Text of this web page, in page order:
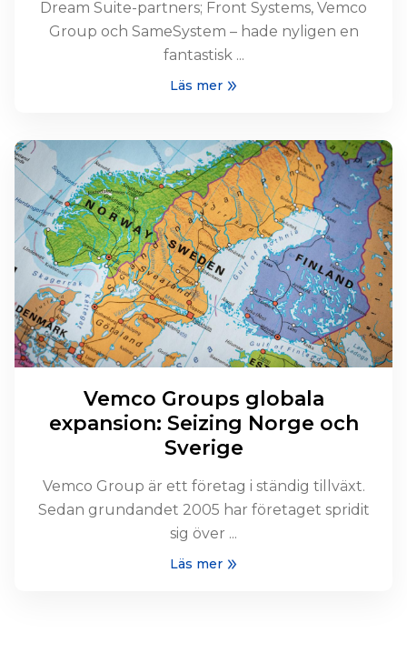
Dream Suite-partners; Front Systems, Vemco
Group och SameSystem – hade nyligen en
fantastisk ...
Läs mer
Vemco Groups globala
expansion: Seizing Norge och
Sverige
Vemco Group är ett företag i ständig tillväxt.
Sedan grundandet 2005 har företaget spridit
sig över ...
Läs mer